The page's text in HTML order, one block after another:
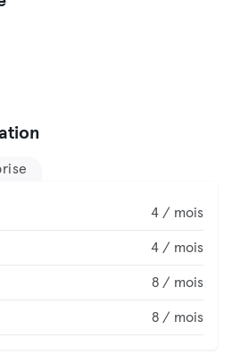
4 / mois
4 / mois
8 / mois
8 / mois